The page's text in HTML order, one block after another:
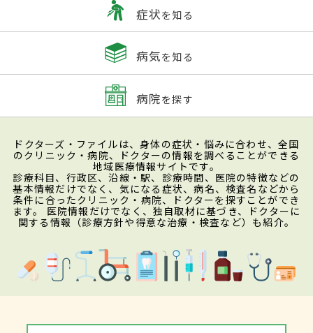
症状を知る
病気を知る
病院を探す
ドクターズ・ファイルは、身体の症状・悩みに合わせ、全国
のクリニック・病院、ドクターの情報を調べることができる
地域医療情報サイトです。
診療科目、行政区、沿線・駅、診療時間、医院の特徴などの
基本情報だけでなく、気になる症状、病名、検査名などから
条件に合ったクリニック・病院、ドクターを探すことができ
ます。 医院情報だけでなく、独自取材に基づき、ドクターに
関する情報（診療方針や得意な治療・検査など）も紹介。